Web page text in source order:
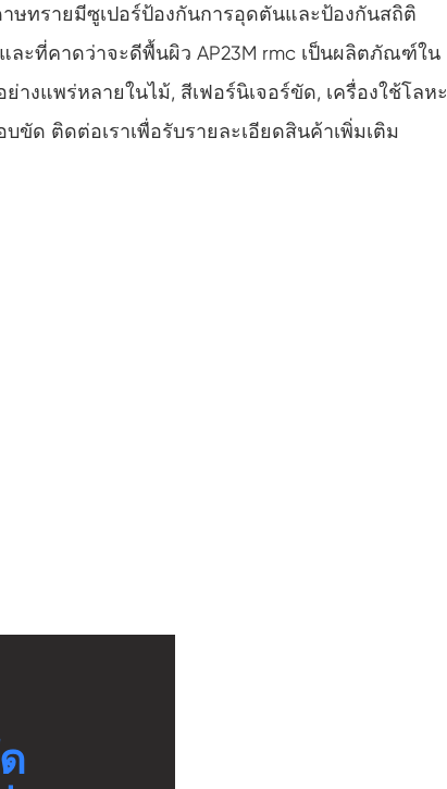
าษทรายมีซูเปอร์ป้องกันการอุดตันและป้องกันสถิติ
ะที่คาดว่าจะดีพื้นผิว AP23M rmc เป็นผลิตภัณฑ์ใน
งแพร่หลายในไม้, สีเฟอร์นิเจอร์ขัด, เครื่องใช้โลหะ
ด ติดต่อเราเพื่อรับรายละเอียดสินค้าเพิ่มเติม